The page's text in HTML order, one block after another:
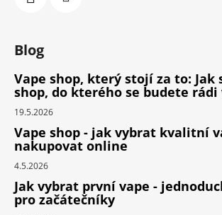
Blog
Vape shop, který stojí za to: Jak
shop, do kterého se budete rádi
19.5.2026
Vape shop - jak vybrat kvalitní
nakupovat online
4.5.2026
Jak vybrat první vape -
pro začátečníky